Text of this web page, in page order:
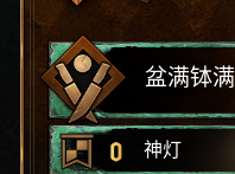
盆满钵满
0 神灯